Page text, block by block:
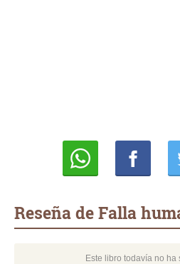
Reseña de Falla
Este libro todavía no ha